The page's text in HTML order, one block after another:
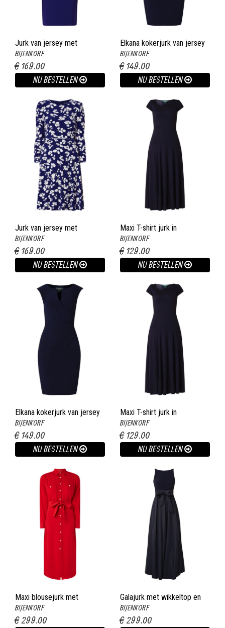
Jurk van jersey met
overslag kobaltblauw
BIJENKORF
€ 169.00
NU BESTELLEN
Elkana kokerjurk van jersey
met plooidetail donkerblauw
BIJENKORF
€ 149.00
NU BESTELLEN
Jurk van jersey met
bloemendessin en
strikceintuur middenblauw
BIJENKORF
€ 169.00
NU BESTELLEN
Maxi T-shirt jurk in
katoenblend donkerblauw
BIJENKORF
€ 129.00
NU BESTELLEN
Elkana kokerjurk van jersey
met plooidetail donkerblauw
BIJENKORF
€ 149.00
NU BESTELLEN
Maxi T-shirt jurk in
katoenblend donkerblauw
BIJENKORF
€ 129.00
NU BESTELLEN
Maxi blousejurk met
strikceintuur en borstzak
vuurrood
BIJENKORF
€ 299.00
Galajurk met wikkeltop en
rugdecolletÃ© donkerblauw
BIJENKORF
€ 299.00